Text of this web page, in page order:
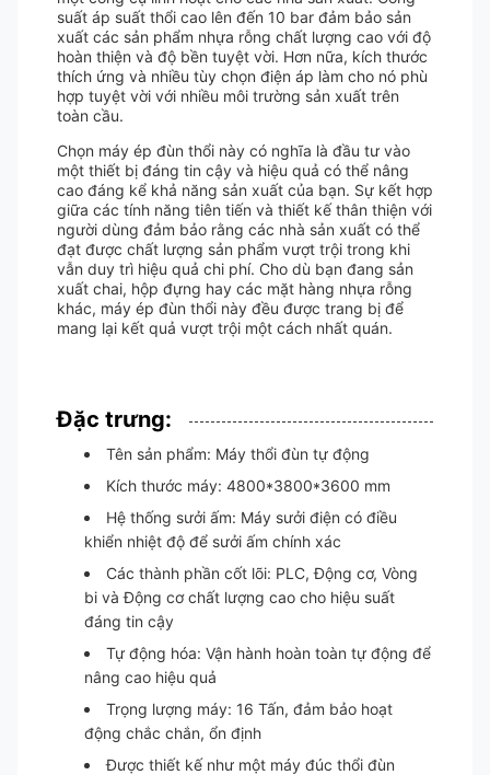
suất áp suất thổi cao lên đến 10 bar đảm bảo sản
xuất các sản phẩm nhựa rỗng chất lượng cao với độ
hoàn thiện và độ bền tuyệt vời. Hơn nữa, kích thước
thích ứng và nhiều tùy chọn điện áp làm cho nó phù
hợp tuyệt vời với nhiều môi trường sản xuất trên
toàn cầu.
Chọn máy ép đùn thổi này có nghĩa là đầu tư vào
một thiết bị đáng tin cậy và hiệu quả có thể nâng
cao đáng kể khả năng sản xuất của bạn. Sự kết hợp
giữa các tính năng tiên tiến và thiết kế thân thiện với
người dùng đảm bảo rằng các nhà sản xuất có thể
đạt được chất lượng sản phẩm vượt trội trong khi
vẫn duy trì hiệu quả chi phí. Cho dù bạn đang sản
xuất chai, hộp đựng hay các mặt hàng nhựa rỗng
khác, máy ép đùn thổi này đều được trang bị để
mang lại kết quả vượt trội một cách nhất quán.
Đặc trưng:
Tên sản phẩm: Máy thổi đùn tự động
Kích thước máy: 4800*3800*3600 mm
Hệ thống sưởi ấm: Máy sưởi điện có điều
khiển nhiệt độ để sưởi ấm chính xác
Các thành phần cốt lõi: PLC, Động cơ, Vòng
bi và Động cơ chất lượng cao cho hiệu suất
đáng tin cậy
Tự động hóa: Vận hành hoàn toàn tự động để
nâng cao hiệu quả
Trọng lượng máy: 16 Tấn, đảm bảo hoạt
động chắc chắn, ổn định
Được thiết kế như một máy đúc thổi đùn